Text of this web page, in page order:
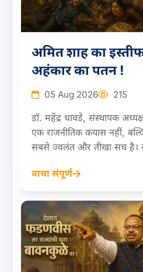
अमित शाह का
अहंकार का पतन !
05 Aug 2026 215
डॉ. महेंद्र धावडे, संस्थापक
एक राजनीतिक कयास नहीं,
सबसे ज्वलंत और तीखा सच है।
वाचा संपूर्ण